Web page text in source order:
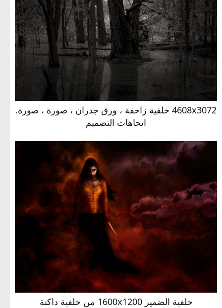
4608x3072 خلفية زاحفة ، ورق جدران ، صورة ، صورة.
اتجاهات التصميم
خلفية الضمير 1600x1200 من خلفية داكنة​